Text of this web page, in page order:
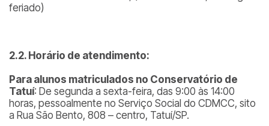
feriado)
2.2. Horário de atendimento:
Para alunos matriculados no Conservatório de
Tatuí: De segunda a sexta-feira, das 9:00 às 14:00
horas, pessoalmente no Serviço Social do CDMCC, sito
a Rua São Bento, 808 – centro, Tatuí/SP.